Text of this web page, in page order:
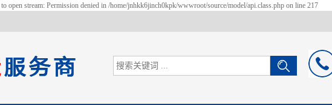
open stream: Permission denied in /home/jnhkk6jinch0kpk/wwwroot/source/model/api.class.php on line 217